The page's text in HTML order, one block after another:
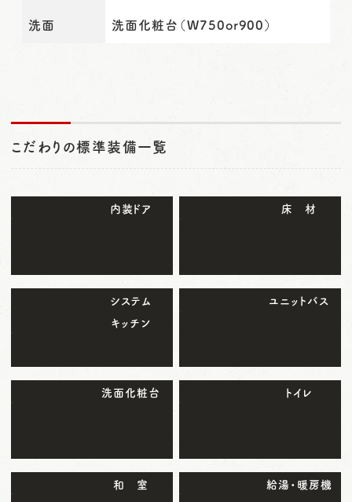
洗面 洗面化粧台（W750or900）
こだわりの標準装備一覧
内装ドア 床 材
システム
キッチン
ユニットバス
洗面化粧台 トイレ
和 室 給湯・暖房機